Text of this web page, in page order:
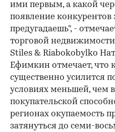
ими первым, а какой
появление конкурентов
предугадаешь", -
торговой
Stiles & Riabokobylko
Ефимкин отмечает, что
существенно усилится
условиях меньшей, чем
покупательской
регионах окупаемость
затянуться до семи-